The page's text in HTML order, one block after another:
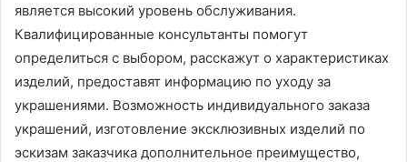
является высокий уровень обслуживания.
Квалифицированные консультанты помогут
определиться с выбором, расскажут о характеристиках
изделий, предоставят информацию по уходу за
украшениями. Возможность индивидуального заказа
украшений, изготовление эксклюзивных изделий по
эскизам заказчика дополнительное преимущество,